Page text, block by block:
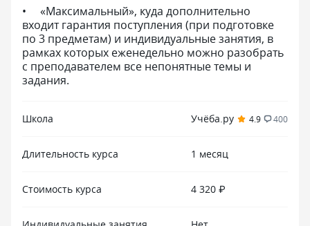
«Максимальный», куда дополнительно
входит гарантия поступления (при подготовке
по 3 предметам) и индивидуальные занятия, в
рамках которых еженедельно можно разобрать
с преподавателем все непонятные темы и
задания.
Школа Учёба.ру 4.9 400
Длительность курса 1 месяц
Стоимость курса 4 320 ₽